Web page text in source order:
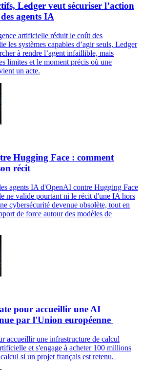
Ledger veut sécuriser l’action
agents IA
artificielle réduit le coût des
les systèmes capables d’agir seuls, Ledger
à rendre l’agent infaillible, mais
limites et le moment précis où une
un acte.
Hugging Face : comment
récit
agents IA d'OpenAI contre Hugging Face
ne valide pourtant ni le récit d'une IA hors
cybersécurité devenue obsolète, tout en
de force autour des modèles de
pour accueillir une AI
par l'Union européenne
accueillir une infrastructure de calcul
et s'engage à acheter 100 millions
si un projet français est retenu.